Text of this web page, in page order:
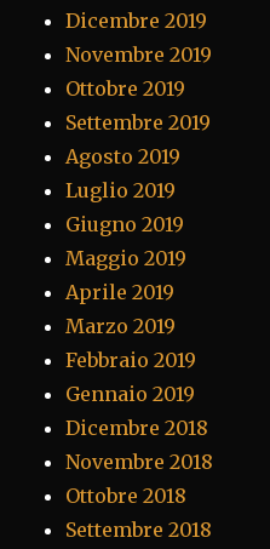
Dicembre 2019
Novembre 2019
Ottobre 2019
Settembre 2019
Agosto 2019
Luglio 2019
Giugno 2019
Maggio 2019
Aprile 2019
Marzo 2019
Febbraio 2019
Gennaio 2019
Dicembre 2018
Novembre 2018
Ottobre 2018
Settembre 2018